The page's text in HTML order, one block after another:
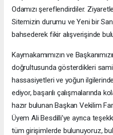
Odamızı şereflendirdiler.
Sitemizin durumu ve Yeni bir
bahsederek fikir alışverişinde
Kaymakamımızın ve
doğrultusunda gösterdikleri
hassasiyetleri ve yoğun
ediyor, başarılı çalışmalarında
hazır bulunan Başkan Vekilim
Üyem Ali Besdilli’ye ayrıca
tüm girişimlerde bulunuyoruz,